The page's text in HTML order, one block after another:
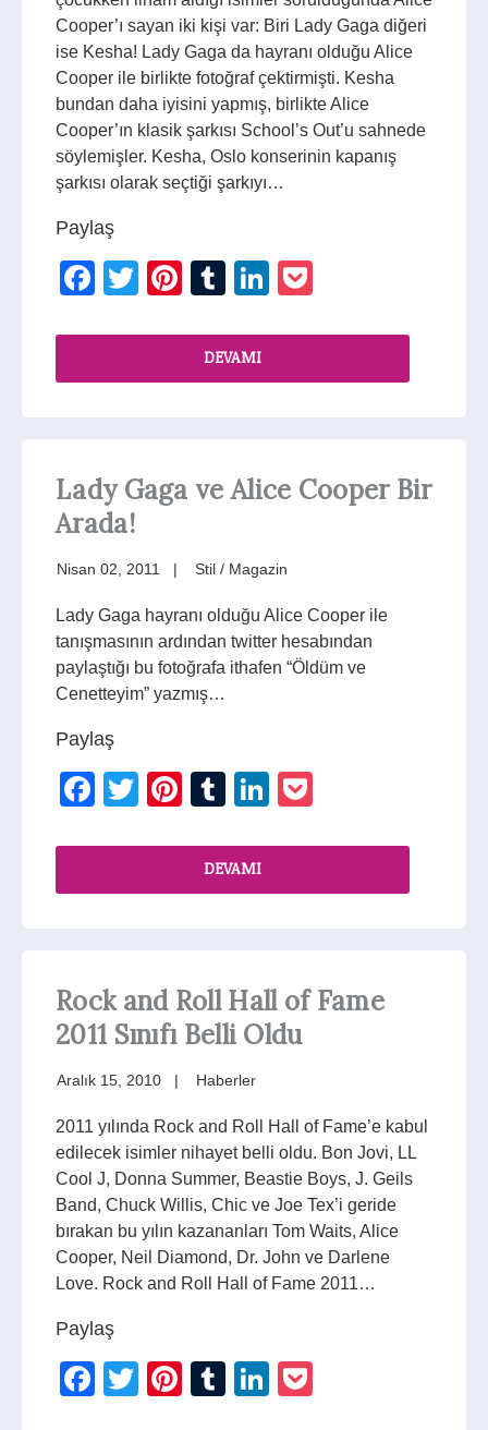
Cooper’ı sayan iki kişi var: Biri Lady Gaga diğeri
ise Kesha! Lady Gaga da hayranı olduğu Alice
Cooper ile birlikte fotoğraf çektirmişti. Kesha
bundan daha iyisini yapmış, birlikte Alice
Cooper’ın klasik şarkısı School’s Out’u sahnede
söylemişler. Kesha, Oslo konserinin kapanış
şarkısı olarak seçtiği şarkıyı…
Paylaş
Facebook
TwitterPinterest
TumblrLinkedIn
DEVAMI
Lady Gaga ve Alice Cooper Bir
Arada!
Nisan 02, 2011 Stil / Magazin
Lady Gaga hayranı olduğu Alice Cooper ile
tanışmasının ardından twitter hesabından
paylaştığı bu fotoğrafa ithafen “Öldüm ve
Cenetteyim” yazmış…
Paylaş
Facebook
TwitterPinterest
TumblrLinkedIn
DEVAMI
Rock and Roll Hall of Fame
2011 Sınıfı Belli Oldu
Aralık 15, 2010 Haberler
2011 yılında Rock and Roll Hall of Fame’e kabul
edilecek isimler nihayet belli oldu. Bon Jovi, LL
Cool J, Donna Summer, Beastie Boys, J. Geils
Band, Chuck Willis, Chic ve Joe Tex’i geride
bırakan bu yılın kazananları Tom Waits, Alice
Cooper, Neil Diamond, Dr. John ve Darlene
Love. Rock and Roll Hall of Fame 2011…
Paylaş
Facebook
TwitterPinterest
TumblrLinkedIn